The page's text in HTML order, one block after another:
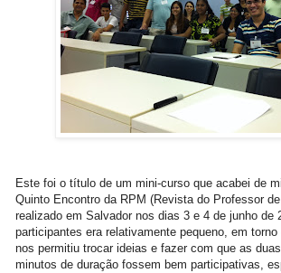
Este foi o título de um mini-curso que acabei de
Quinto Encontro da RPM (Revista do Professor
realizado em Salvador nos dias 3 e 4 de junho de
participantes era relativamente pequeno, em
nos permitiu trocar ideias e fazer com que as
minutos de duração fossem bem participativas,